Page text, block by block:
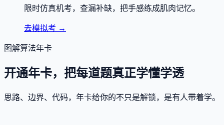
限时仿真机考，查漏补缺，把手感练成肌肉记忆。
去模拟考 →
图解算法年卡
开通年卡，把每道题真正学懂学透
思路、边界、代码，年卡给你的不只是解锁，是有人带着学。